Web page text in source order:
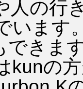
人の行
います
できま
kunの